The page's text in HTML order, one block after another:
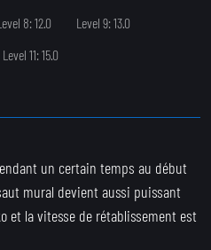
8: 12.0
Level 9: 13.0
Level 11: 15.0
un certain temps au début
mural devient aussi puissant
et la vitesse de rétablissement est